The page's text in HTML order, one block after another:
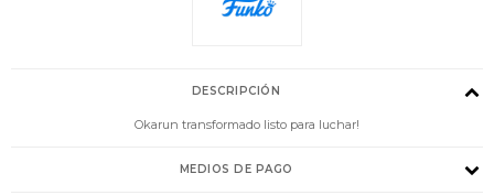
DESCRIPCIÓN
Okarun transformado listo para luchar!
MEDIOS DE PAGO